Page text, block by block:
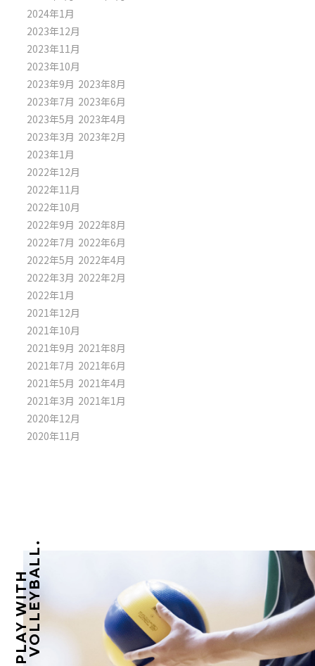
2024年1月
2023年12月
2023年11月
2023年10月
2023年9月 2023年8月
2023年7月 2023年6月
2023年5月 2023年4月
2023年3月 2023年2月
2023年1月
2022年12月
2022年11月
2022年10月
2022年9月 2022年8月
2022年7月 2022年6月
2022年5月 2022年4月
2022年3月 2022年2月
2022年1月
2021年12月
2021年10月
2021年9月 2021年8月
2021年7月 2021年6月
2021年5月 2021年4月
2021年3月 2021年1月
2020年12月
2020年11月
PLAY WITHVOLLEYBALL.